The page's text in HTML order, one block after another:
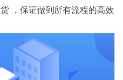
，保证做到所有流程的高效